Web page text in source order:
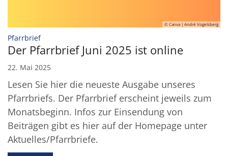
© Canva | André Vogelsberg
Pfarrbrief:
Der Pfarrbrief Juni 2025 ist online
22. Mai 2025
Lesen Sie hier die neueste Ausgabe unseres
Pfarrbriefs. Der Pfarrbrief erscheint jeweils zum
Monatsbeginn. Infos zur Einsendung von
Beiträgen gibt es hier auf der Homepage unter
Aktuelles/Pfarrbriefe.